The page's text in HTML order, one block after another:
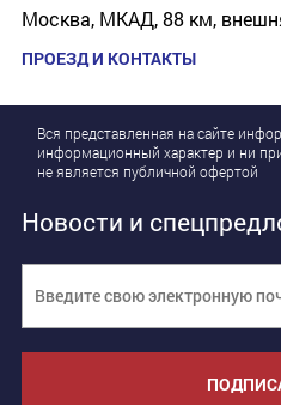
Москва, МКАД, 88 км,
ПРОЕЗД И КОНТАКТЫ
Вся представленная на сайте
информационный характер и ни
не является публичной офертой
Новости и